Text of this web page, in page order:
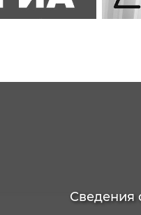
Сведения